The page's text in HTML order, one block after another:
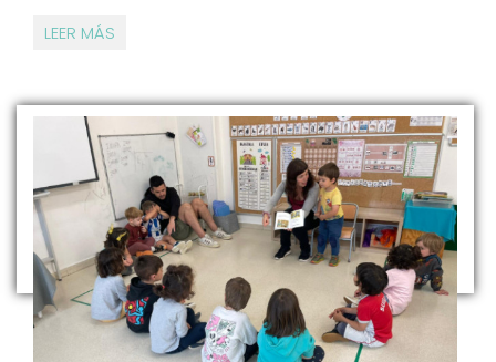
LEER MÁS